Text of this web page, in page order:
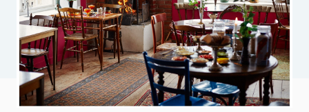
Aktiviteter
Sustainable Plejs
Möten & kongresser
Hansestaden världsarv
→ Gutamål och gotländska
Allt om bostad
→ Hyra bostad
→ Köpa bostad